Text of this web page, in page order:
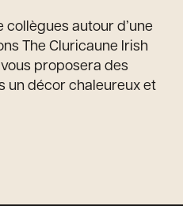
collègues autour d’une
The Cluricaune Irish
proposera des
un décor chaleureux et